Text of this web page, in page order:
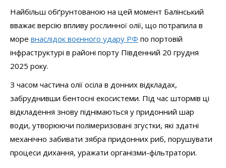
Найбільш обґрунтованою на цей момент Балінський
вважає версію впливу рослинної олії, що потрапила в
море внаслідок воєнного удару РФ по портовій
інфраструктурі в районі порту Південний 20 грудня
2025 року.
З часом частина олії осіла в донних відкладах,
забруднивши бентосні екосистеми. Під час штормів ці
відкладення знову піднімаються у придонний шар
води, утворюючи полімеризовані згустки, які здатні
механічно забивати зябра придонних риб, порушувати
процеси дихання, уражати організми-фільтратори.